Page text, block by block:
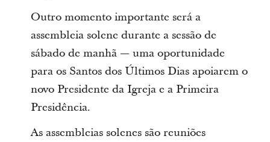
Outro momento importante será a
assembleia solene durante a sessão de
sábado de manhã — uma oportunidade
para os Santos dos Últimos Dias apoiarem o
novo Presidente da Igreja e a Primeira
Presidência.
As assembleias solenes são reuniões